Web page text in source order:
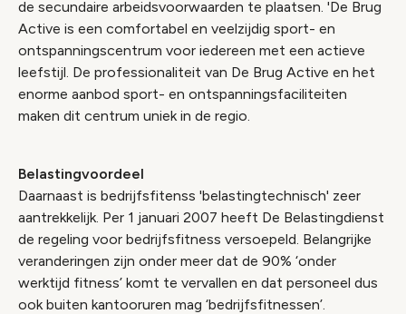
de secundaire arbeidsvoorwaarden te plaatsen. 'De Brug
Active is een comfortabel en veelzijdig sport- en
ontspanningscentrum voor iedereen met een actieve
leefstijl. De professionaliteit van De Brug Active en het
enorme aanbod sport- en ontspanningsfaciliteiten
maken dit centrum uniek in de regio.
Belastingvoordeel
Daarnaast is bedrijfsfitenss 'belastingtechnisch' zeer
aantrekkelijk. Per 1 januari 2007 heeft De Belastingdienst
de regeling voor bedrijfsfitness versoepeld. Belangrijke
veranderingen zijn onder meer dat de 90% ‘onder
werktijd fitness’ komt te vervallen en dat personeel dus
ook buiten kantooruren mag ‘bedrijfsfitnessen’.